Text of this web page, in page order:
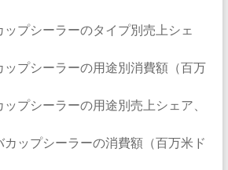
ップシーラーのタイプ別売上シェ
ップシーラーの用途別消費額（百万
ップシーラーの用途別売上シェア、
カップシーラーの消費額（百万米ド